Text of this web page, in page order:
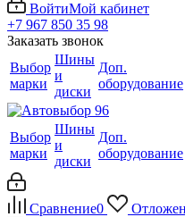
ВойтиМой кабинет
+7 967 850 35 98
Заказать звонок
Выбор
марки
Шины
и
диски
Доп.
оборудование
Выбор
марки
Шины
и
диски
Доп.
оборудование
Сравнение0